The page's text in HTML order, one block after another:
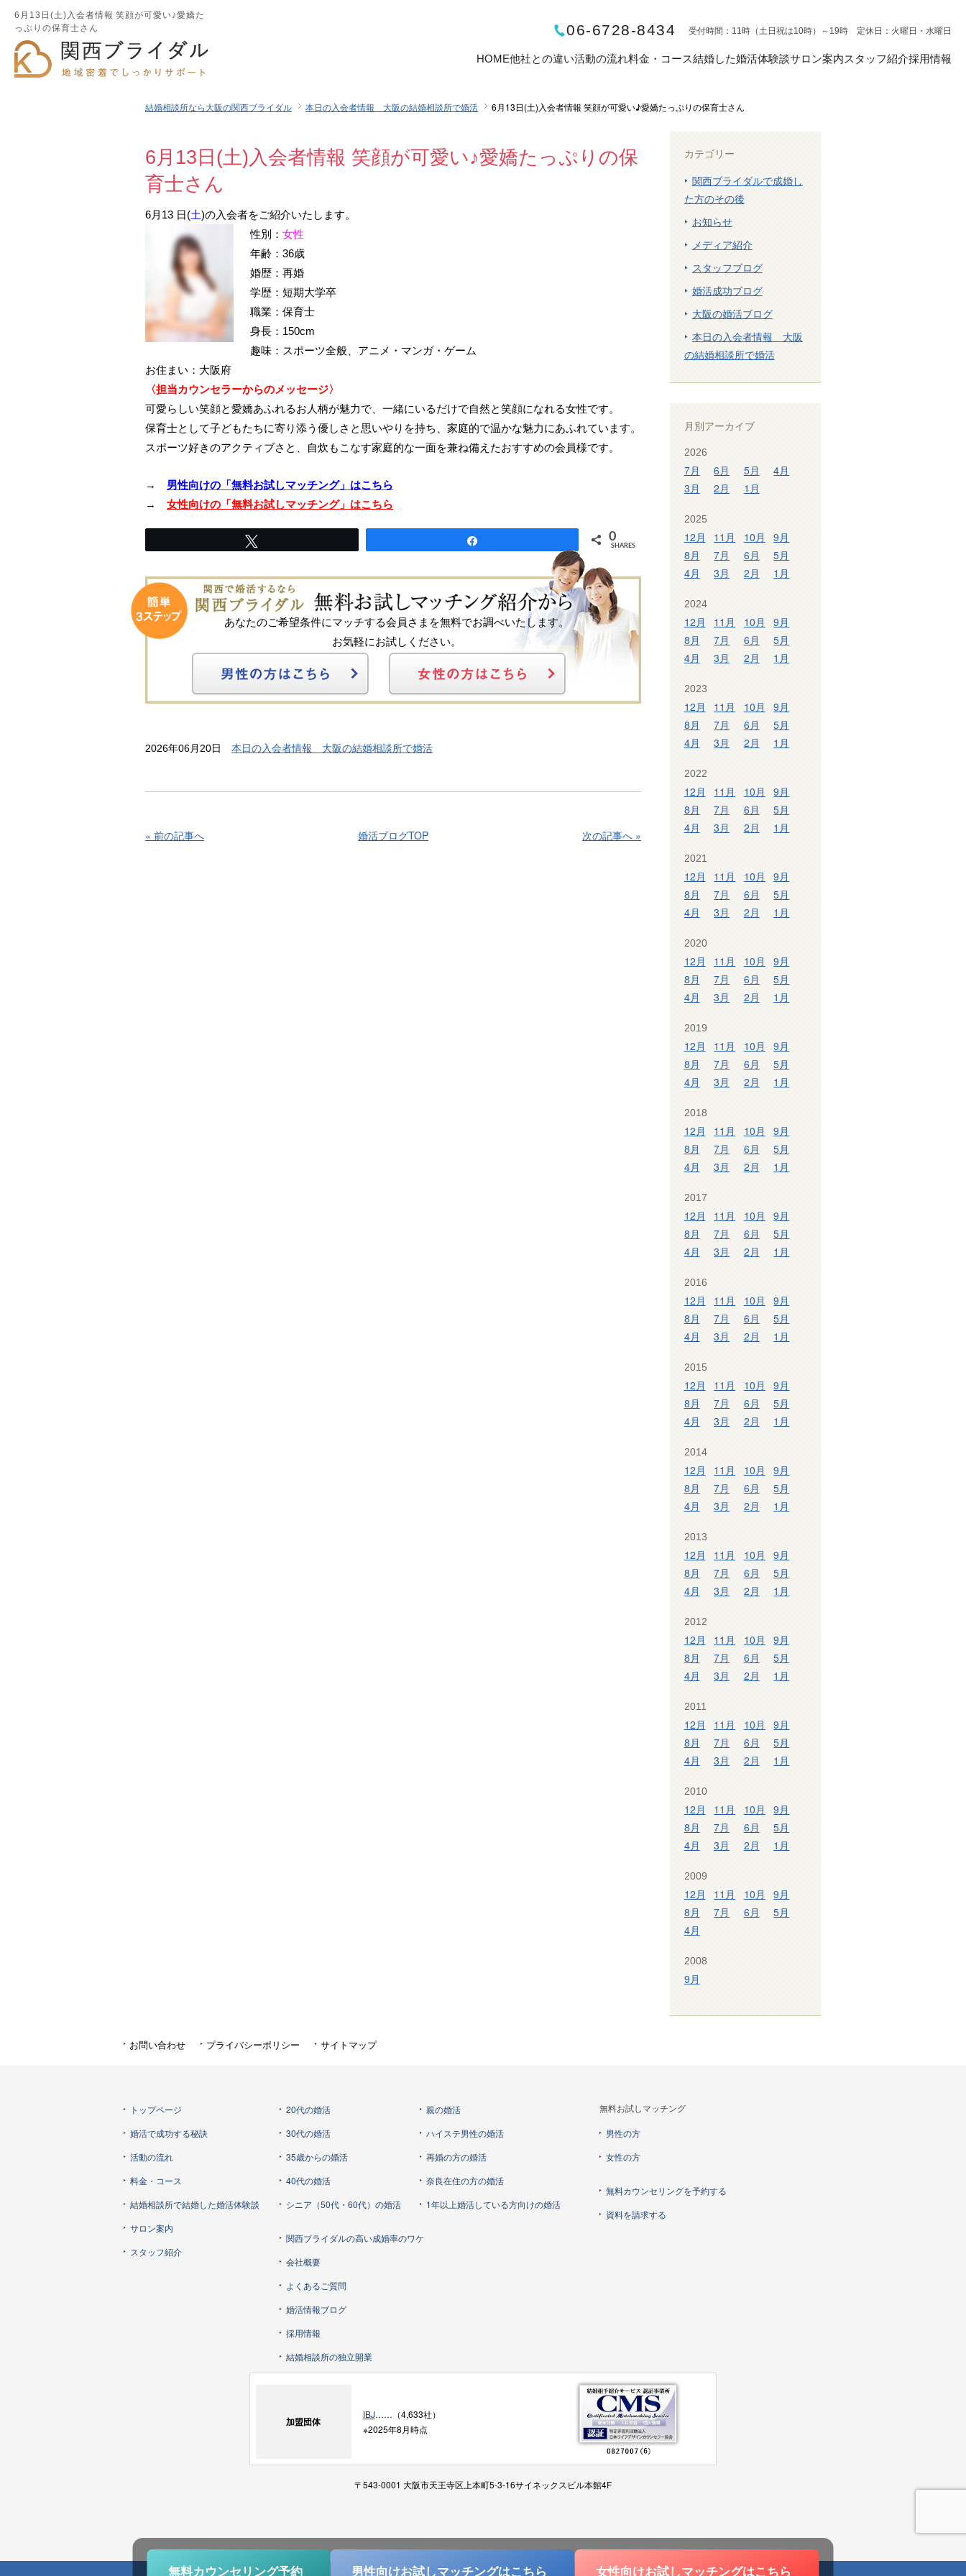
6月13日(土)入会者情報 笑顔が可愛い♪愛嬌た
っぷりの保育士さん
06-6728-8434 受付時間：11時（土日祝は10時）～19時 定休日：火曜日・水曜日
HOME他社との違い活動の流れ料金・コース結婚した婚活体験談サロン案内スタッフ紹介採用情報
結婚相談所なら大阪の関西ブライダル 本日の入会者情報 大阪の結婚相談所で婚活 6月13日(土)入会者情報 笑顔が可愛い♪愛嬌たっぷりの保育士さん
6月13日(土)入会者情報 笑顔が可愛い♪愛嬌たっぷりの保
育士さん
6月13 日(土)の入会者をご紹介いたします。
性別：女性
年齢：36歳
婚歴：再婚
学歴：短期大学卒
職業：保育士
身長：150cm
趣味：スポーツ全般、アニメ・マンガ・ゲーム
お住まい：大阪府
〈担当カウンセラーからのメッセージ〉
可愛らしい笑顔と愛嬌あふれるお人柄が魅力で、一緒にいるだけで自然と笑顔になれる女性です。
保育士として子どもたちに寄り添う優しさと思いやりを持ち、家庭的で温かな魅力にあふれています。
スポーツ好きのアクティブさと、自炊もこなす家庭的な一面を兼ね備えたおすすめの会員様です。
→ 男性向けの「無料お試しマッチング」はこちら
→ 女性向けの「無料お試しマッチング」はこちら
0
SHARES
あなたのご希望条件にマッチする会員さまを無料でお調べいたします。
お気軽にお試しください。
2026年06月20日 本日の入会者情報 大阪の結婚相談所で婚活
« 前の記事へ 婚活ブログTOP 次の記事へ »
カテゴリー
関西ブライダルで成婚し
た方のその後
お知らせ
メディア紹介
スタッフブログ
婚活成功ブログ
大阪の婚活ブログ
本日の入会者情報 大阪
の結婚相談所で婚活
月別アーカイブ
2026
7月 6月 5月
4月
3月
2月 1月
2025
12月 11月 10月
9月
8月
7月 6月
5月
4月
3月 2月 1月
2024
12月 11月 10月
9月
8月
7月 6月
5月
4月
3月 2月 1月
2023
12月 11月 10月
9月
8月
7月 6月
5月
4月
3月 2月 1月
2022
12月 11月 10月
9月
8月
7月 6月
5月
4月
3月 2月 1月
2021
12月 11月 10月
9月
8月
7月 6月
5月
4月
3月 2月 1月
2020
12月 11月 10月
9月
8月
7月 6月
5月
4月
3月 2月 1月
2019
12月 11月 10月
9月
8月
7月 6月
5月
4月
3月 2月 1月
2018
12月 11月 10月
9月
8月
7月 6月
5月
4月
3月 2月 1月
2017
12月 11月 10月
9月
8月
7月 6月
5月
4月
3月 2月 1月
2016
12月 11月 10月
9月
8月
7月 6月
5月
4月
3月 2月 1月
2015
12月 11月 10月
9月
8月
7月 6月
5月
4月
3月 2月 1月
2014
12月 11月 10月
9月
8月
7月 6月
5月
4月
3月 2月 1月
2013
12月 11月 10月
9月
8月
7月 6月
5月
4月
3月 2月 1月
2012
12月 11月 10月
9月
8月
7月 6月
5月
4月
3月 2月 1月
2011
12月 11月 10月
9月
8月
7月 6月
5月
4月
3月 2月 1月
2010
12月 11月 10月
9月
8月
7月 6月
5月
4月
3月 2月 1月
2009
12月 11月 10月
9月
8月
7月 6月
5月
4月
2008
9月
お問い合わせ プライバシーポリシー サイトマップ
トップページ
婚活で成功する秘訣
活動の流れ
料金・コース
結婚相談所で結婚した婚活体験談
サロン案内
スタッフ紹介
20代の婚活
30代の婚活
35歳からの婚活
40代の婚活
シニア（50代・60代）の婚活
親の婚活
ハイステ男性の婚活
再婚の方の婚活
奈良在住の方の婚活
1年以上婚活している方向けの婚活
無料お試しマッチング
男性の方
女性の方
無料カウンセリングを予約する
資料を請求する
関西ブライダルの高い成婚率のワケ
会社概要
よくあるご質問
婚活情報ブログ
採用情報
結婚相談所の独立開業
加盟団体
IBJ……（4,633社）
※2025年8月時点
〒543-0001 大阪市天王寺区上本町5-3-16サイネックスビル本館4F
無料カウンセリング予約 男性向けお試しマッチングはこちら 女性向けお試しマッチングはこちら